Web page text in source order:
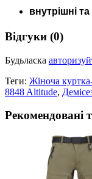
внутрішні
Відгуки (0)
Будьласка
Теги: Жіноча
8848 Altitude,
Рекомендовані